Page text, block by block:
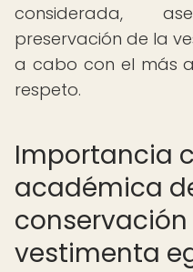
considerada,
preservación de la
a cabo con el más
respeto.
Importancia
académica
conservación
vestimenta